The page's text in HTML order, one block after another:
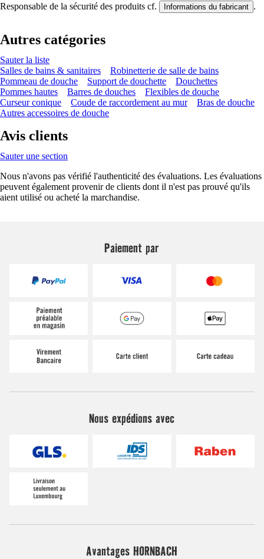
Responsable de la sécurité des produits cf. Informations du fabricant .
Autres catégories
Sauter la liste
Salles de bains & sanitaires
Robinetterie de salle de bains
Pommeau de douche
Support de douchette
Douchettes
Pommes hautes
Barres de douches
Flexibles de douche
Curseur conique
Coude de raccordement au mur
Bras de douche
Autres accessoires de douche
Avis clients
Sauter une section
Nous n'avons pas vérifié l'authenticité des évaluations. Les évaluations
peuvent également provenir de clients dont il n'est pas prouvé qu'ils
aient utilisé ou acheté la marchandise.
Paiement par
Nous expédions avec
Avantages HORNBACH